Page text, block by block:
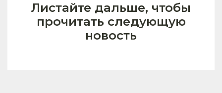
Листайте дальше, чтобы
прочитать следующую
новость